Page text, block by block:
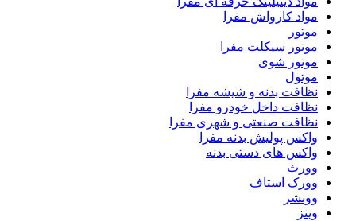
مواد کارواش مفرا
موتور
موتور سیکلت مفرا
موتور شوی
موتول
نظافت بدنه و شیشه مفرا
نظافت داخل خودرو مفرا
نظافت صنعتی و شهری مفرا
واکس پولیش بدنه مفرا
واکس های دستی بدنه
وورث
وورک استاف
وونشر
وینز